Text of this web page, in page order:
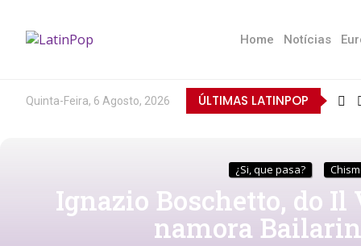
Home Notícias
Quinta-Feira, 6 Agosto, 2026 ÚLTIMAS LATINPOP
¿Si, que pasa?
Ignazio Boschetto, do Il
namora